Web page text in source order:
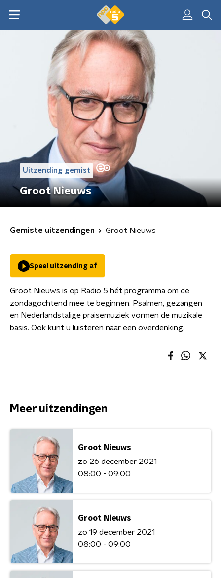
Uitzending gemist
Groot Nieuws
Gemiste uitzendingen Groot Nieuws
Speel uitzending af
Groot Nieuws is op Radio 5 hét programma om de
zondagochtend mee te beginnen. Psalmen, gezangen
en Nederlandstalige praisemuziek vormen de muzikale
basis. Ook kunt u luisteren naar een overdenking.
Meer uitzendingen
Groot Nieuws
zo 26 december 2021
08:00 - 09:00
Groot Nieuws
zo 19 december 2021
08:00 - 09:00